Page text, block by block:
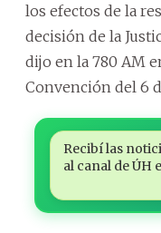
los efectos de la
decisión de la
dijo en la 780 AM
Convención del 6
Recibí las
al canal de ÚH